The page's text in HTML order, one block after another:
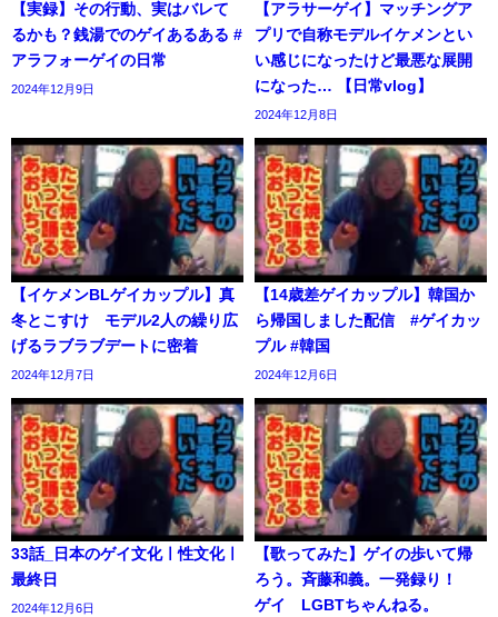
【実録】その行動、実はバレて
るかも？銭湯でのゲイあるある #
アラフォーゲイの日常
2024年12月9日
【アラサーゲイ】マッチングア
プリで自称モデルイケメンとい
い感じになったけど最悪な展開
になった… 【日常vlog】
2024年12月8日
【イケメンBLゲイカップル】真
冬とこすけ モデル2人の繰り広
げるラブラブデートに密着
2024年12月7日
【14歳差ゲイカップル】韓国か
ら帰国しました配信 #ゲイカッ
プル #韓国
2024年12月6日
33話_日本のゲイ文化ㅣ性文化ㅣ
最終日
2024年12月6日
【歌ってみた】ゲイの歩いて帰
ろう。斉藤和義。一発録り！
ゲイ LGBTちゃんねる。